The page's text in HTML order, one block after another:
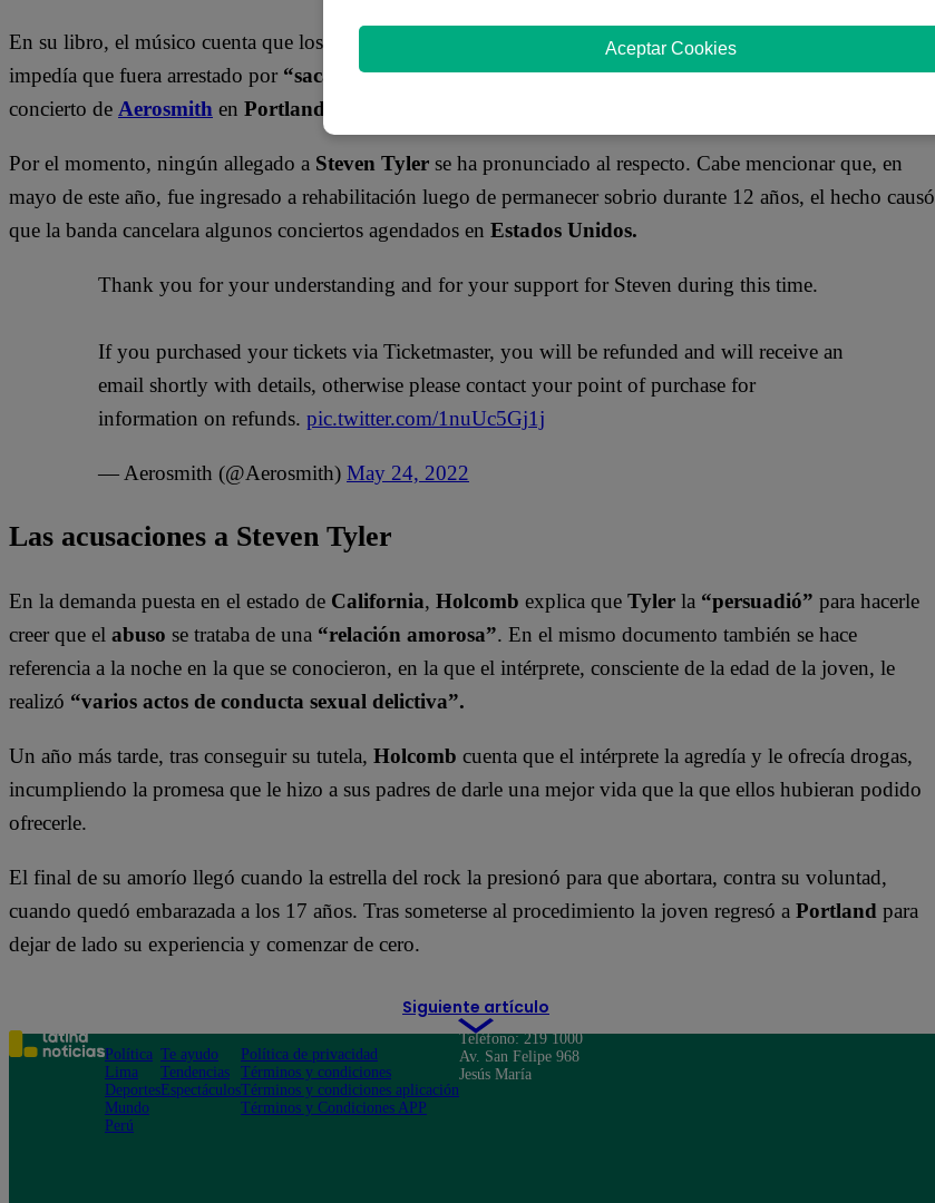
En su libro, el músico cuenta que los padres de la chica se “enamoraron”de él y que la firma de ellos
impedía que fuera arrestado por “sacarla del estado”. Según Holcomb, ambos se conocieron después de un
concierto de Aerosmith en Portland, Estados Unidos
Por el momento, ningún allegado a Steven Tyler se ha pronunciado al respecto. Cabe mencionar que, en
mayo de este año, fue ingresado a rehabilitación luego de permanecer sobrio durante 12 años, el hecho causó
que la banda cancelara algunos conciertos agendados en Estados Unidos.
Thank you for your understanding and for your support for Steven during this time.
If you purchased your tickets via Ticketmaster, you will be refunded and will receive an
email shortly with details, otherwise please contact your point of purchase for
information on refunds. pic.twitter.com/1nuUc5Gj1j
— Aerosmith (@Aerosmith) May 24, 2022
Las acusaciones a Steven Tyler
En la demanda puesta en el estado de California, Holcomb explica que Tyler la “persuadió” para hacerle
creer que el abuso se trataba de una “relación amorosa”. En el mismo documento también se hace
referencia a la noche en la que se conocieron, en la que el intérprete, consciente de la edad de la joven, le
realizó “varios actos de conducta sexual delictiva”.
Un año más tarde, tras conseguir su tutela, Holcomb cuenta que el intérprete la agredía y le ofrecía drogas,
incumpliendo la promesa que le hizo a sus padres de darle una mejor vida que la que ellos hubieran podido
ofrecerle.
El final de su amorío llegó cuando la estrella del rock la presionó para que abortara, contra su voluntad,
cuando quedó embarazada a los 17 años. Tras someterse al procedimiento la joven regresó a Portland para
dejar de lado su experiencia y comenzar de cero.
Siguiente artículo
Aceptar Cookies
Política
Lima
Deportes
Mundo
Perú
Te ayudo
Tendencias
Espectáculos
Política de privacidad
Términos y condiciones
Términos y condiciones aplicación
Términos y Condiciones APP
Teléfono: 219 1000
Av. San Felipe 968
Jesús María